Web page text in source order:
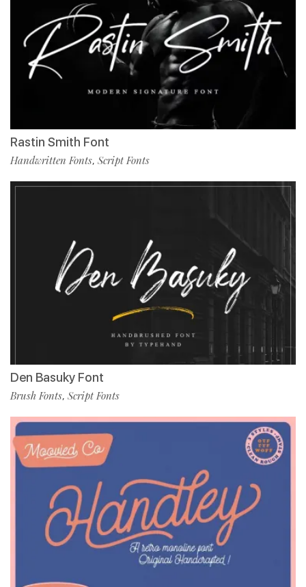
Rastin Smith Font
Handwritten Fonts, Script Fonts
Den Basuky Font
Brush Fonts, Script Fonts